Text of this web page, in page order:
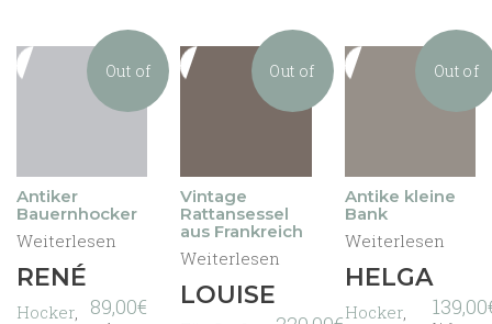
Out of
Antiker
Bauernhocker
Weiterlesen
RENÉ
Hocker 89,00€
Out of
Vintage
Rattansessel
aus Frankreich
Weiterlesen
LOUISE
Out of
Antike kleine
Bank
Weiterlesen
HELGA
Hocker,
139,00